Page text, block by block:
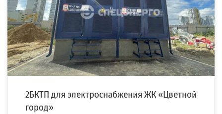
Компания «СПЕЦЭНЕРГО» изготовила и осуществила монтаж
двухтрансформаторной бетонной подстанции (2БКТП) для ПАО «Группа ЛСР».
2БКТП, […]
2БКТП для электроснабжения ЖК «Цветной
город»